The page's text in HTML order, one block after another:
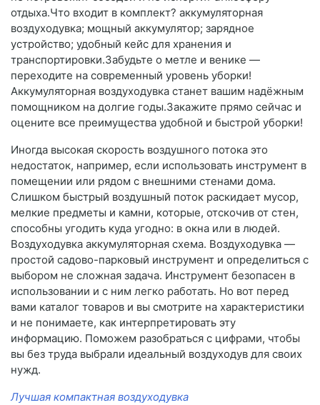
отдыха.Что входит в комплект? аккумуляторная
воздуходувка; мощный аккумулятор; зарядное
устройство; удобный кейс для хранения и
транспортировки.Забудьте о метле и венике —
переходите на современный уровень уборки!
Аккумуляторная воздуходувка станет вашим надёжным
помощником на долгие годы.Закажите прямо сейчас и
оцените все преимущества удобной и быстрой уборки!
Иногда высокая скорость воздушного потока это
недостаток, например, если использовать инструмент в
помещении или рядом с внешними стенами дома.
Слишком быстрый воздушный поток раскидает мусор,
мелкие предметы и камни, которые, отскочив от стен,
способны угодить куда угодно: в окна или в людей.
Воздуходувка аккумуляторная схема. Воздуходувка —
простой садово-парковый инструмент и определиться с
выбором не сложная задача. Инструмент безопасен в
использовании и с ним легко работать. Но вот перед
вами каталог товаров и вы смотрите на характеристики
и не понимаете, как интерпретировать эту
информацию. Поможем разобраться с цифрами, чтобы
вы без труда выбрали идеальный воздуходув для своих
нужд.
Лучшая компактная воздуходувка